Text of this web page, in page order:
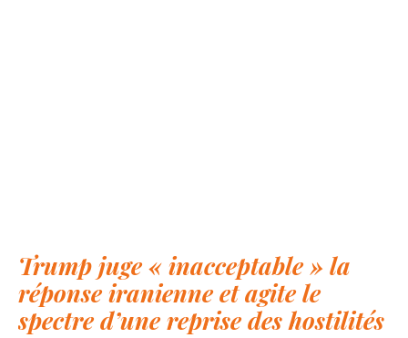
Trump juge « inacceptable » la
réponse iranienne et agite le
spectre d’une reprise des hostilités